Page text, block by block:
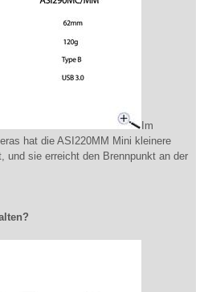
Im
hat die ASI220MM Mini kleinere
und sie erreicht den Brennpunkt an der